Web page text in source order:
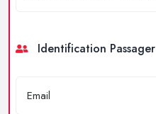
Identification Passager